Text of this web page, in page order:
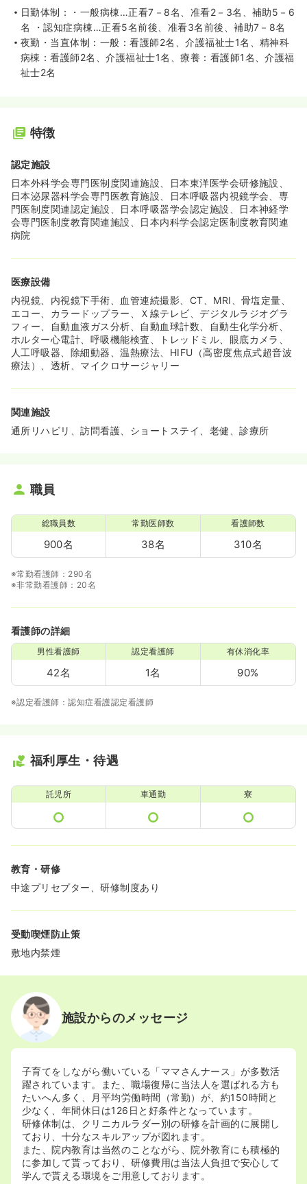
日勤体制：・一般病棟…正看7－8名、准看2－3名、補助5－6
名 ・認知症病棟…正看5名前後、准看3名前後、補助7－8名
夜勤・当直体制：一般：看護師2名、介護福祉士1名、精神科
病棟：看護師2名、介護福祉士1名、療養：看護師1名、介護福
祉士2名
特徴
認定施設
日本外科学会専門医制度関連施設、日本東洋医学会研修施設、
日本泌尿器科学会専門医教育施設、日本呼吸器内視鏡学会、専
門医制度関連認定施設、日本呼吸器学会認定施設、日本神経学
会専門医制度教育関連施設、日本内科学会認定医制度教育関連
病院
医療設備
内視鏡、内視鏡下手術、血管連続撮影、CT、MRI、骨塩定量、
エコー、カラードップラー、Ｘ線テレビ、デジタルラジオグラ
フィー、自動血液ガス分析、自動血球計数、自動生化学分析、
ホルター心電計、呼吸機能検査、トレッドミル、眼底カメラ、
人工呼吸器、除細動器、温熱療法、HIFU（高密度焦点式超音波
療法）、透析、マイクロサージャリー
関連施設
通所リハビリ、訪問看護、ショートステイ、老健、診療所
職員
総職員数
900名
常勤医師数
38名
看護師数
310名
※常勤看護師：290名
※非常勤看護師：20名
看護師の詳細
男性看護師
42名
認定看護師
1名
有休消化率
90%
※認定看護師：認知症看護認定看護師
福利厚生・待遇
託児所 車通勤 寮
教育・研修
中途プリセプター、研修制度あり
受動喫煙防止策
敷地内禁煙
施設からのメッセージ
子育てをしながら働いている「ママさんナース」が多数活
躍されています。また、職場復帰に当法人を選ばれる方も
たいへん多く、月平均労働時間（常勤）が、約150時間と
少なく、年間休日は126日と好条件となっています。
研修体制は、クリニカルラダー別の研修を計画的に展開し
ており、十分なスキルアップが図れます。
また、院内教育は当然のことながら、院外教育にも積極的
に参加して貰っており、研修費用は当法人負担で安心して
学んで貰える環境をご用意しております。